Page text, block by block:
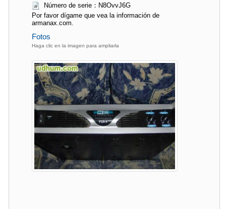
Número de serie：N8OvvJ6G
Por favor dígame que vea la información de
armanax.com.
Fotos
Haga clic en la imagen para ampliarla